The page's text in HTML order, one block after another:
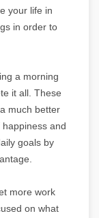
your life in
in order to
a morning
it all. These
much better
and
goals by
more work
on what